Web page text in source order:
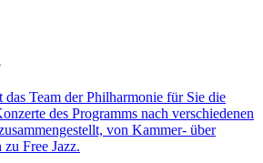
das Team der Philharmonie für Sie die
des Programms nach verschiedenen
von Kammer- über
Free Jazz.